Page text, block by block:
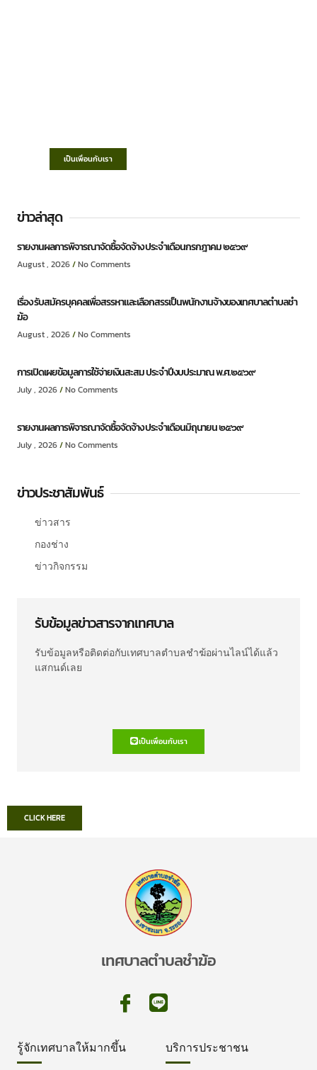
เป็นเพื่อนกับเรา
ข่าวล่าสุด
รายงานผลการพิจารณาจัดซื้อจัดจ้าง ประจำเดือนกรกฎาคม ๒๕๖๙
August , 2026 No Comments
เรื่อง รับสมัครบุคคลเพื่อสรรหาและเลือกสรรเป็นพนักงานจ้างของเทศบาลตำบลชำ
ฆ้อ
August , 2026 No Comments
การเปิดเผยข้อมูลการใช้จ่ายเงินสะสม ประจำปีงบประมาณ พ.ศ.๒๕๖๙
July , 2026 No Comments
รายงานผลการพิจารณาจัดซื้อจัดจ้าง ประจำเดือนมิถุนายน ๒๕๖๙
July , 2026 No Comments
ข่าวประชาสัมพันธ์
ข่าวสาร
กองช่าง
ข่าวกิจกรรม
รับข้อมูลข่าวสารจากเทศบาล
รับข้อมูลหรือติดต่อกับเทศบาลตำบลชำฆ้อผ่านไลน์ได้แล้ว
แสกนด์เลย
เป็นเพื่อนกับเรา
CLICK HERE
เทศบาลตำบลชำฆ้อ
รู้จักเทศบาลให้มากขึ้น บริการประชาชน